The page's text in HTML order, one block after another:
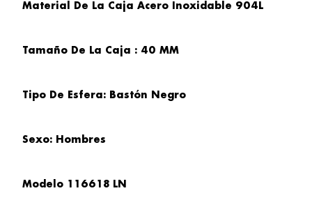
Material De La Caja Acero Inoxidable 904L
Tamaño De La Caja : 40 MM
Tipo De Esfera: Bastón Negro
Sexo: Hombres
Modelo 116618 LN